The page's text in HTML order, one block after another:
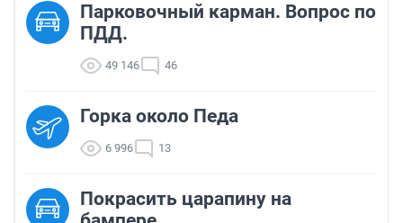
Парковочный карман. Вопрос по
ПДД.
49 146 46
Горка около Педа
6 996 13
Покрасить царапину на